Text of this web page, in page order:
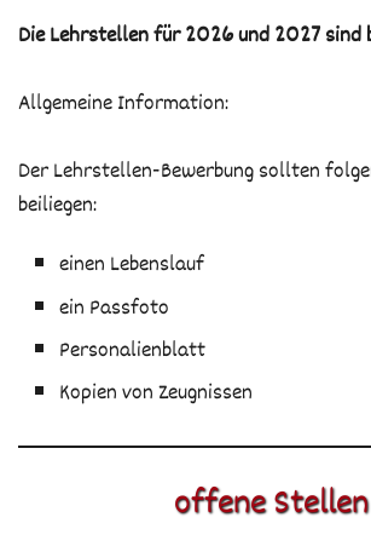
Die Lehrstellen für 2026 und 2027 sind
Allgemeine Information:
Der Lehrstellen-Bewerbung sollten
beiliegen:
einen Lebenslauf
ein Passfoto
Personalienblatt
Kopien von Zeugnissen
offene Stellen